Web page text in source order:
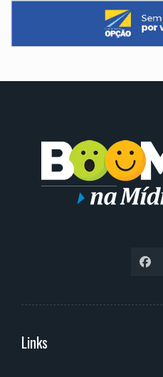
Links
Serviços